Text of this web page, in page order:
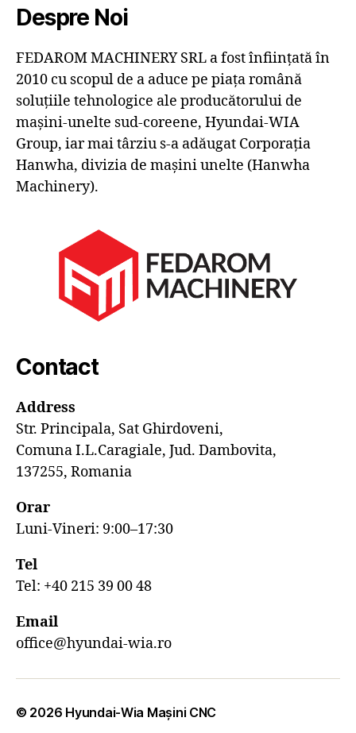
Despre Noi
FEDAROM MACHINERY SRL a fost înființată în
2010 cu scopul de a aduce pe piața română
soluțiile tehnologice ale producătorului de
mașini-unelte sud-coreene, Hyundai-WIA
Group, iar mai târziu s-a adăugat Corporația
Hanwha, divizia de mașini unelte (Hanwha
Machinery).
Contact
Address
Str. Principala, Sat Ghirdoveni,
Comuna I.L.Caragiale, Jud. Dambovita,
137255, Romania
Orar
Luni-Vineri: 9:00–17:30
Tel
Tel: +40 215 39 00 48
Email
office@hyundai-wia.ro
© 2026 Hyundai-Wia Mașini CNC